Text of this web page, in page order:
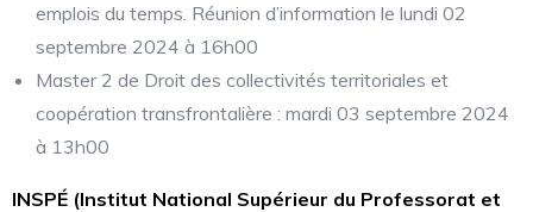
emplois du temps. Réunion d’information le lundi 02
septembre 2024 à 16h00
Master 2 de Droit des collectivités territoriales et
coopération transfrontalière : mardi 03 septembre 2024
à 13h00
INSPÉ (Institut National Supérieur du Professorat et